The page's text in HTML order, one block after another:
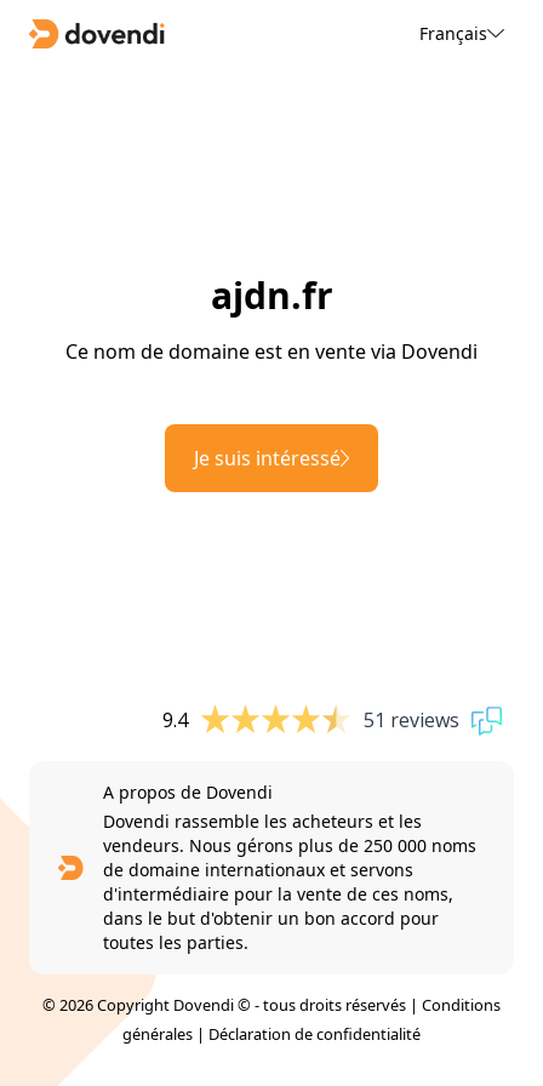
Français
ajdn.fr
Ce nom de domaine est en vente via Dovendi
Je suis intéressé
9.4 51 reviews
A propos de Dovendi
Dovendi rassemble les acheteurs et les
vendeurs. Nous gérons plus de 250 000 noms
de domaine internationaux et servons
d'intermédiaire pour la vente de ces noms,
dans le but d'obtenir un bon accord pour
toutes les parties.
© 2026 Copyright Dovendi © - tous droits réservés | Conditions
générales | Déclaration de confidentialité